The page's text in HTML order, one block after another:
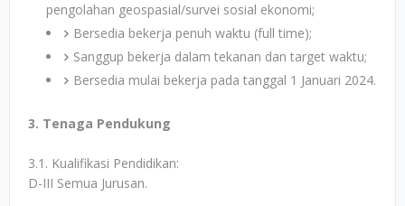
pengolahan geospasial/survei sosial ekonomi;
Bersedia bekerja penuh waktu (full time);
Sanggup bekerja dalam tekanan dan target waktu;
Bersedia mulai bekerja pada tanggal 1 Januari 2024.
3. Tenaga Pendukung
3.1. Kualifikasi Pendidikan:
D-III Semua Jurusan.